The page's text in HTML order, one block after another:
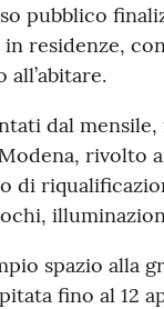
pubblico
residenze,
dal
rivolto
di
spazio alla
fino al 12